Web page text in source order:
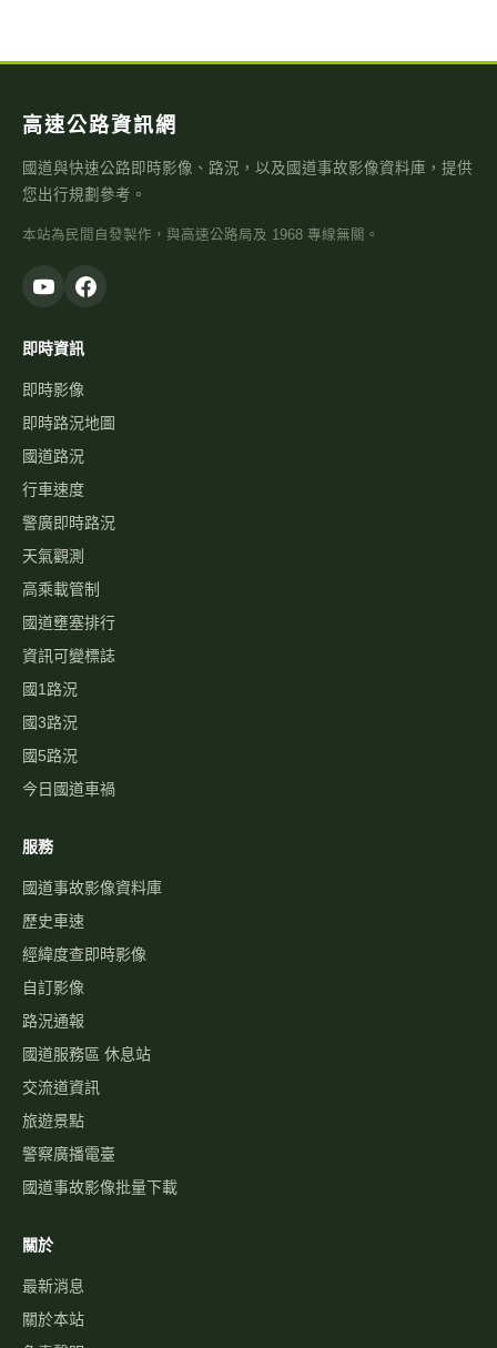
高速公路資訊網
國道與快速公路即時影像、路況，以及國道事故影像資料庫，提供
您出行規劃參考。
本站為民間自發製作，與高速公路局及 1968 專線無關。
即時資訊
即時影像
即時路況地圖
國道路況
行車速度
警廣即時路況
天氣觀測
高乘載管制
國道壅塞排行
資訊可變標誌
國1路況
國3路況
國5路況
今日國道車禍
服務
國道事故影像資料庫
歷史車速
經緯度查即時影像
自訂影像
路況通報
國道服務區 休息站
交流道資訊
旅遊景點
警察廣播電臺
國道事故影像批量下載
關於
最新消息
關於本站